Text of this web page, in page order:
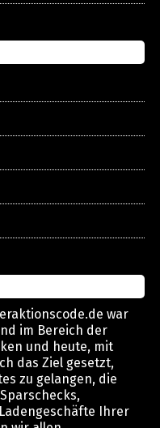
war
im Bereich der
und heute, mit
das Ziel gesetzt,
zu gelangen, die
Ihrer